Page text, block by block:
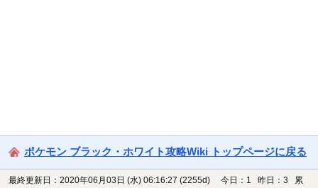
ポケモン ブラック・ホワイト攻略Wiki トップページに戻る
最終更新日：2020年06月03日 (水) 06:16:27 (2255d)
今日：1 昨日：3 累